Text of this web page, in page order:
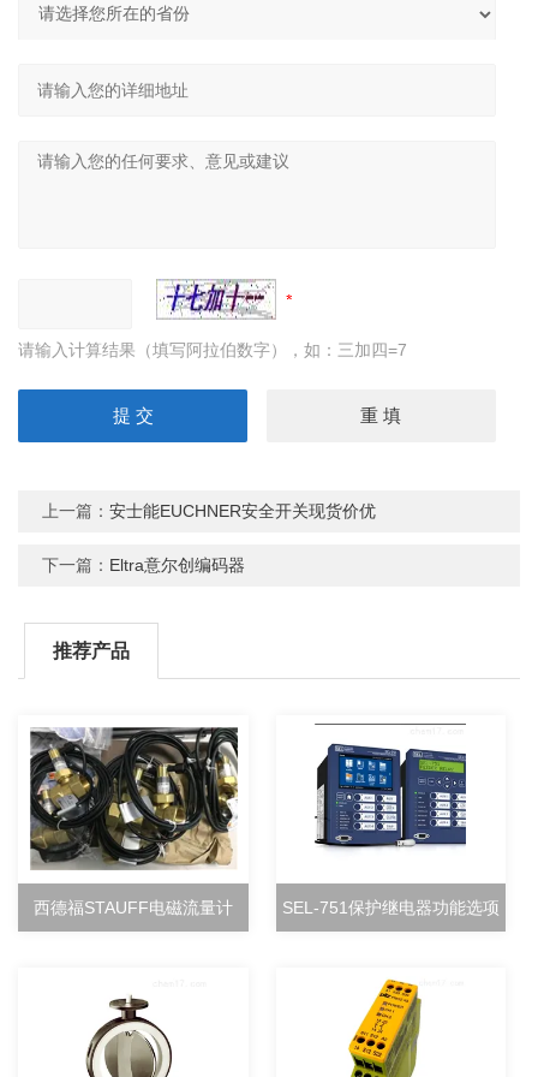
请输入计算结果（填写阿拉伯数字），如：三加四=7
上一篇：安士能EUCHNER安全开关现货价优
下一篇： Eltra意尔创编码器
推荐产品
西德福STAUFF电磁流量计 SEL-751保护继电器功能选项